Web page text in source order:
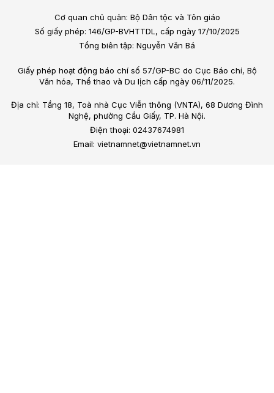
Cơ quan chủ quản: Bộ Dân tộc và Tôn giáo
Số giấy phép: 146/GP-BVHTTDL, cấp ngày 17/10/2025
Tổng biên tập: Nguyễn Văn Bá
Giấy phép hoạt động báo chí số 57/GP-BC do Cục Báo chí, Bộ
Văn hóa, Thể thao và Du lịch cấp ngày 06/11/2025.
Địa chỉ: Tầng 18, Toà nhà Cục Viễn thông (VNTA), 68 Dương Đình
Nghệ, phường Cầu Giấy, TP. Hà Nội.
Điện thoại: 02437674981
Email: vietnamnet@vietnamnet.vn